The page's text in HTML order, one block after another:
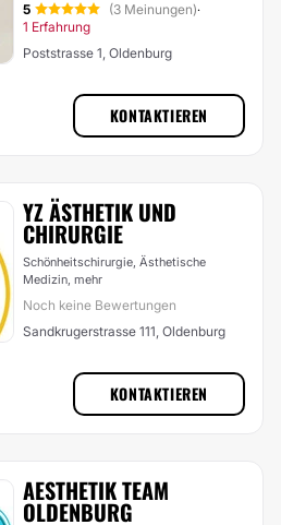
5 (3 Meinungen)·
1 Erfahrung
Poststrasse 1, Oldenburg
KONTAKTIEREN
YZ ÄSTHETIK UND
CHIRURGIE
Schönheitschirurgie, Ästhetische
Medizin, mehr
Noch keine Bewertungen
Sandkrugerstrasse 111, Oldenburg
KONTAKTIEREN
AESTHETIK TEAM
OLDENBURG